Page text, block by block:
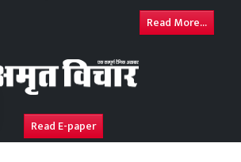
Read More...
Read E-paper